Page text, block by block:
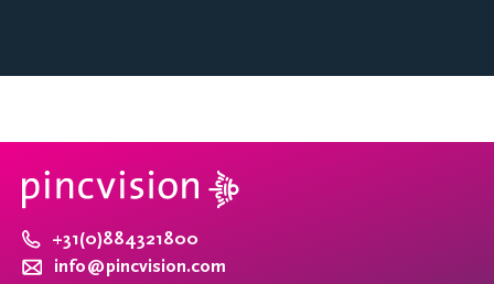
+31(0)884321800
info@pincvision.com